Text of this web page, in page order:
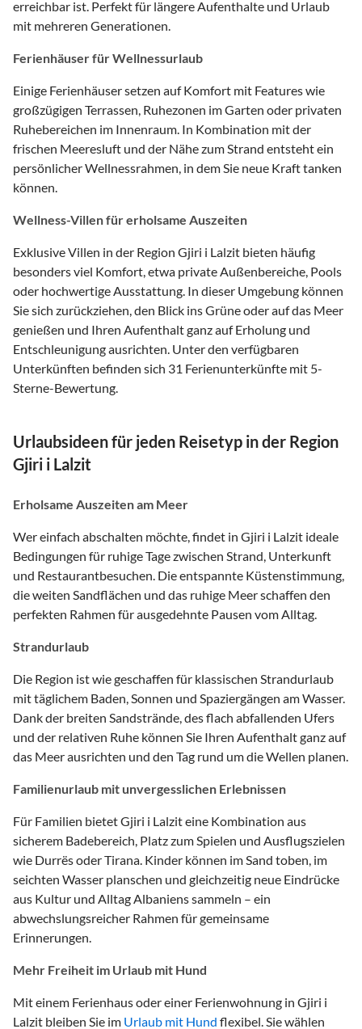
erreichbar ist. Perfekt für längere Aufenthalte und Urlaub
mit mehreren Generationen.
Ferienhäuser für Wellnessurlaub
Einige Ferienhäuser setzen auf Komfort mit Features wie
großzügigen Terrassen, Ruhezonen im Garten oder privaten
Ruhebereichen im Innenraum. In Kombination mit der
frischen Meeresluft und der Nähe zum Strand entsteht ein
persönlicher Wellnessrahmen, in dem Sie neue Kraft tanken
können.
Wellness-Villen für erholsame Auszeiten
Exklusive Villen in der Region Gjiri i Lalzit bieten häufig
besonders viel Komfort, etwa private Außenbereiche, Pools
oder hochwertige Ausstattung. In dieser Umgebung können
Sie sich zurückziehen, den Blick ins Grüne oder auf das Meer
genießen und Ihren Aufenthalt ganz auf Erholung und
Entschleunigung ausrichten. Unter den verfügbaren
Unterkünften befinden sich 31 Ferienunterkünfte mit 5-
Sterne-Bewertung.
Urlaubsideen für jeden Reisetyp in der Region
Gjiri i Lalzit
Erholsame Auszeiten am Meer
Wer einfach abschalten möchte, findet in Gjiri i Lalzit ideale
Bedingungen für ruhige Tage zwischen Strand, Unterkunft
und Restaurantbesuchen. Die entspannte Küstenstimmung,
die weiten Sandflächen und das ruhige Meer schaffen den
perfekten Rahmen für ausgedehnte Pausen vom Alltag.
Strandurlaub
Die Region ist wie geschaffen für klassischen Strandurlaub
mit täglichem Baden, Sonnen und Spaziergängen am Wasser.
Dank der breiten Sandstrände, des flach abfallenden Ufers
und der relativen Ruhe können Sie Ihren Aufenthalt ganz auf
das Meer ausrichten und den Tag rund um die Wellen planen.
Familienurlaub mit unvergesslichen Erlebnissen
Für Familien bietet Gjiri i Lalzit eine Kombination aus
sicherem Badebereich, Platz zum Spielen und Ausflugszielen
wie Durrës oder Tirana. Kinder können im Sand toben, im
seichten Wasser planschen und gleichzeitig neue Eindrücke
aus Kultur und Alltag Albaniens sammeln – ein
abwechslungsreicher Rahmen für gemeinsame
Erinnerungen.
Mehr Freiheit im Urlaub mit Hund
Mit einem Ferienhaus oder einer Ferienwohnung in Gjiri i
Lalzit bleiben Sie im Urlaub mit Hund flexibel. Sie wählen